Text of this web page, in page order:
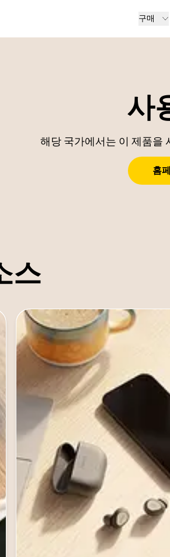
구매
사
해당 국가에서는 이 제품을
홈
스